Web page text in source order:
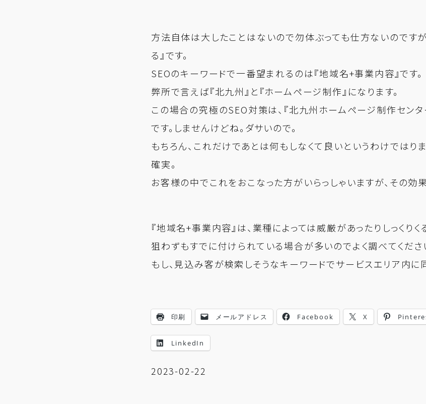
方法自体は大したことはないので勿体ぶっても仕方ないのです
る』です。
SEOのキーワードで一番望まれるのは『地域名+事業内容』です。
弊所で言えば『北九州』と『ホームページ制作』になります。
この場合の究極のSEO対策は、『北九州ホームページ制作セン
です。しませんけどね。ダサいので。
もちろん、これだけであとは何もしなくて良いというわけではり
確実。
お客様の中でこれをおこなった方がいらっしゃいますが、その効
『地域名+事業内容』は、業種によっては威厳があったりしっくり
狙わずもすでに付けられている場合が多いのでよく調べてくださ
もし、見込み客が検索しそうなキーワードでサービスエリア内に
印刷 メールアドレス Facebook X
LinkedIn
2023-02-22